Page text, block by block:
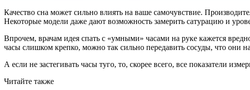
Качество сна может сильно влиять на ваше самочувствие.
Некоторые модели даже дают возможность замерить сатурацию и
Впрочем, врачам идея спать с «умными» часами на руке кажется
часы слишком крепко, можно так сильно передавить сосуды, что они
А если не застегивать часы туго, то, скорее всего, все показатели
Читайте также